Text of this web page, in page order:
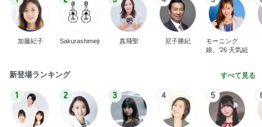
加藤紀子 Sakurashimeji 真飛聖 尼子勝紀
モーニング
娘。'26 天気組
新登場ランキング すべて見る
1 2 3 4 5